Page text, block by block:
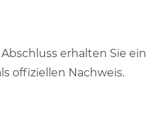
erhalten Sie ein
offiziellen Nachweis.